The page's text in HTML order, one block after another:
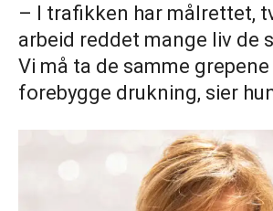
– I trafikken har målrettet,
arbeid reddet mange liv de
Vi må ta de samme
forebygge drukning, sier